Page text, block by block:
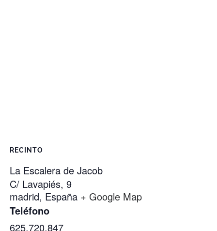
RECINTO
La Escalera de Jacob
C/ Lavapiés, 9
madrid, España + Google Map
Teléfono
625.720.847